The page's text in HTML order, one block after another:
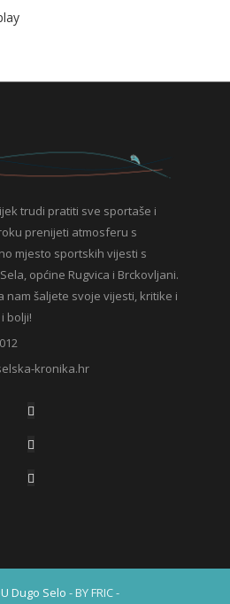
trudi pratiti sve sportaše i
prenijeti atmosferu s
mjesto sportskih vijesti s
općine Rugvica i Brckovljani.
nam šaljete svoje vijesti, kritike i
bolji!
kronika.hr
Dugo Selo - BY FRIC -